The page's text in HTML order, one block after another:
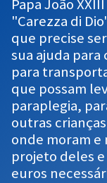
Papa João
"Carezza di
que precise
sua ajuda
para
que possam
paraplegia,
outras
onde moram e
projeto deles e
euros